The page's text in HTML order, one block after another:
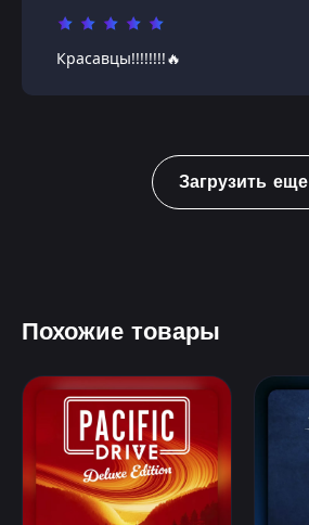
Красавцы!!!!!!!!🔥
Загрузить еще
Похожие товары